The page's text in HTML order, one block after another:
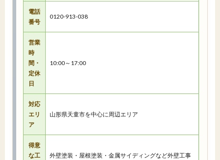
電話
番号
0120-913-038
営業
時
間・
定休
日
10:00～17:00
対応
エリ
ア
山形県天童市を中心に周辺エリア
得意
な工
外壁塗装・屋根塗装・金属サイディングなど外壁工事